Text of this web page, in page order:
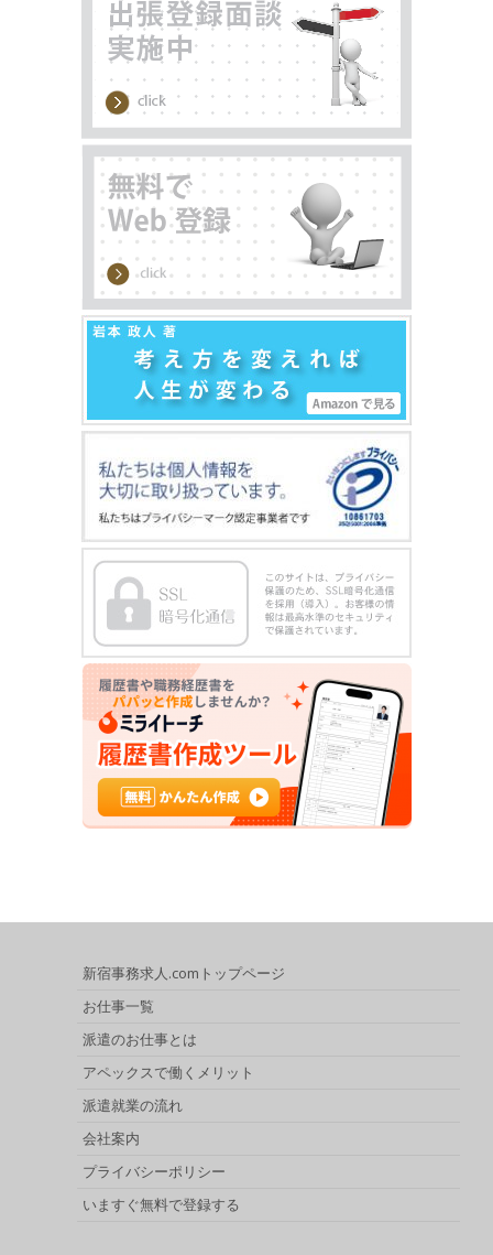
新宿事務求人.comトップページ
お仕事一覧
派遣のお仕事とは
アペックスで働くメリット
派遣就業の流れ
会社案内
プライバシーポリシー
いますぐ無料で登録する